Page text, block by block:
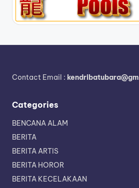
Contact Email :
Categories
BENCANA ALAM
BERITA
BERITA ARTIS
BERITA HOROR
BERITA KECELAKAAN